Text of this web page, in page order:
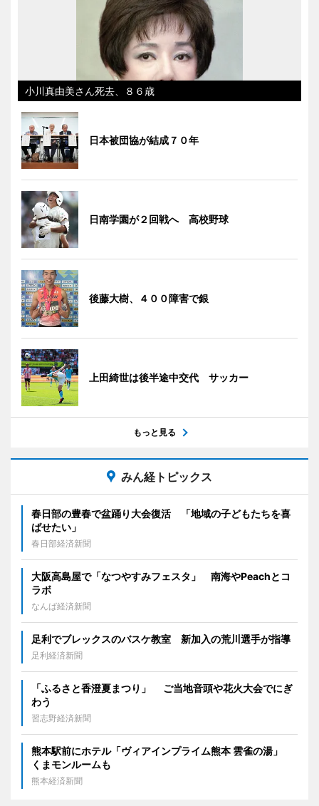
小川真由美さん死去、８６歳
日本被団協が結成７０年
日南学園が２回戦へ 高校野球
後藤大樹、４００障害で銀
上田綺世は後半途中交代 サッカー
もっと見る
みん経トピックス
春日部の豊春で盆踊り大会復活 「地域の子どもたちを喜
ばせたい」
春日部経済新聞
大阪高島屋で「なつやすみフェスタ」 南海やPeachとコ
ラボ
なんば経済新聞
足利でブレックスのバスケ教室 新加入の荒川選手が指導
足利経済新聞
「ふるさと香澄夏まつり」 ご当地音頭や花火大会でにぎ
わう
習志野経済新聞
熊本駅前にホテル「ヴィアインプライム熊本 雲雀の湯」
くまモンルームも
熊本経済新聞